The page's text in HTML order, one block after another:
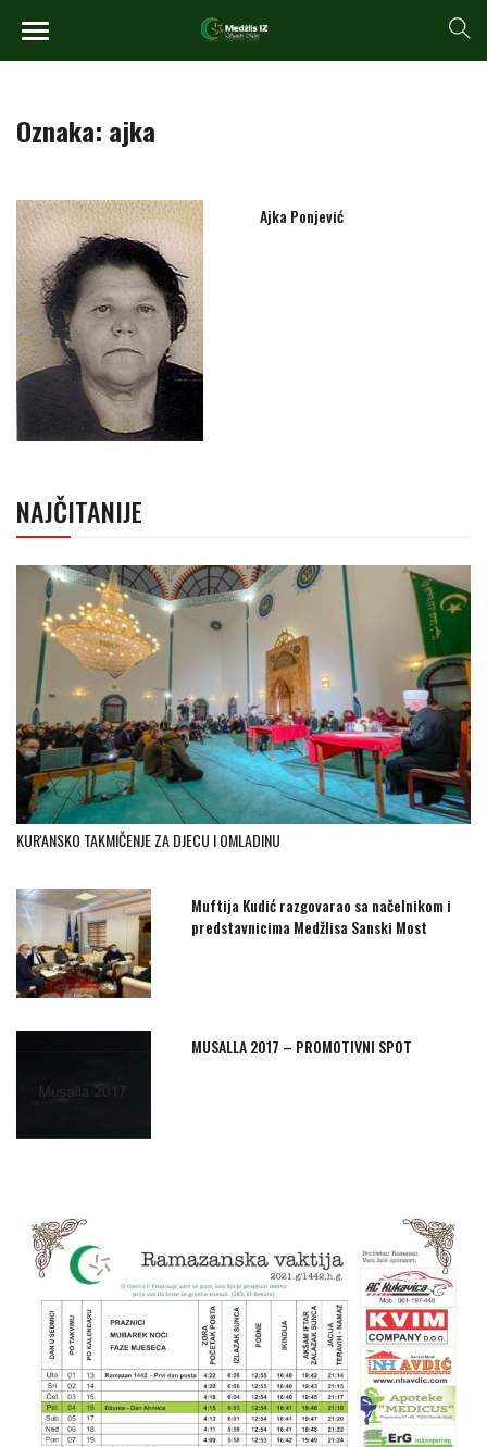
Oznaka: ajka
Ajka Ponjević
NAJČITANIJE
KUR'ANSKO TAKMIČENJE ZA DJECU I OMLADINU
Muftija Kudić razgovarao sa načelnikom i
predstavnicima Medžlisa Sanski Most
MUSALLA 2017 – PROMOTIVNI SPOT